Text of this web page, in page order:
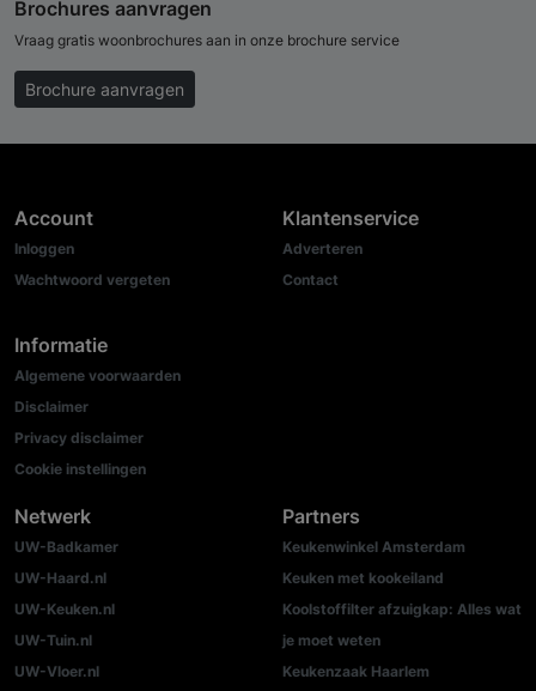
Brochures aanvragen
Vraag gratis woonbrochures aan in onze brochure service
Brochure aanvragen
Account
Inloggen
Wachtwoord vergeten
Informatie
Algemene voorwaarden
Disclaimer
Privacy disclaimer
Cookie instellingen
Klantenservice
Adverteren
Contact
Netwerk
UW-Badkamer
UW-Haard.nl
UW-Keuken.nl
UW-Tuin.nl
UW-Vloer.nl
Partners
Keukenwinkel Amsterdam
Keuken met kookeiland
Koolstoffilter afzuigkap: Alles wat
je moet weten
Keukenzaak Haarlem